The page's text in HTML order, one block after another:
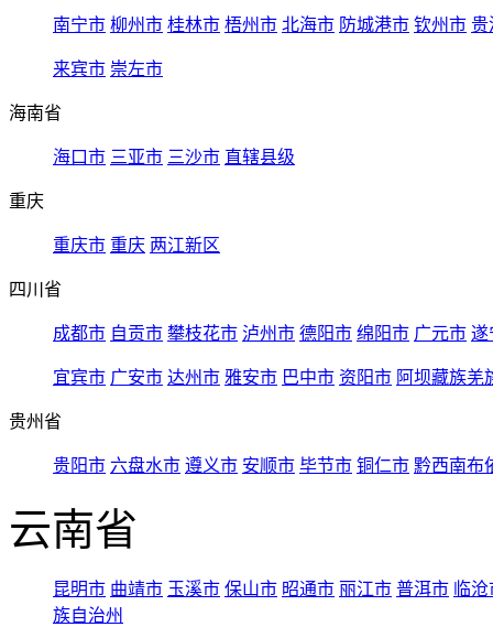
南宁市 柳州市 桂林市 梧州市 北海市 防城港市 钦州市 贵
来宾市 崇左市
海南省
海口市 三亚市 三沙市 直辖县级
重庆
重庆市 重庆 两江新区
四川省
成都市 自贡市 攀枝花市 泸州市 德阳市 绵阳市 广元市 遂
宜宾市 广安市 达州市 雅安市 巴中市 资阳市 阿坝藏族羌
贵州省
贵阳市 六盘水市 遵义市 安顺市 毕节市 铜仁市 黔西南布
云南省
昆明市 曲靖市 玉溪市 保山市 昭通市 丽江市 普洱市 临
族自治州